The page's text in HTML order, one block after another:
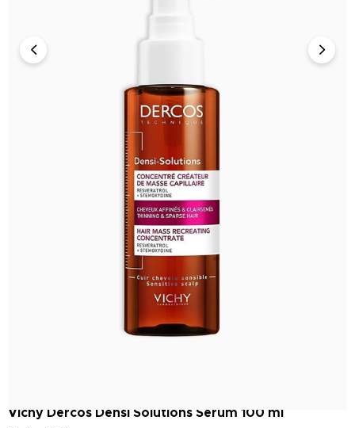
Vichy Dercos Densi Solutions Serum 100 ml